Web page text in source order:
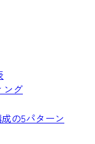
ング
の5パターン